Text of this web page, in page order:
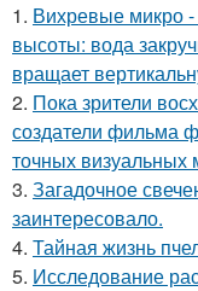
1. Вихревые микро
высоты: вода
вращает
2. Пока зрители
создатели фильма
точных
3. Загадочное
заинтересовало.
4. Тайная жизнь
5. Исследование